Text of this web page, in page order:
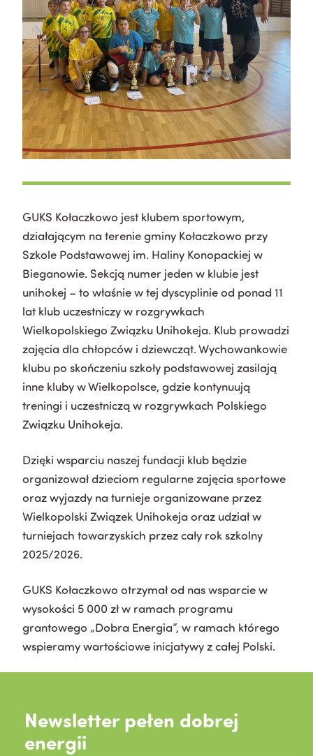
GUKS Kołaczkowo jest klubem sportowym,
działającym na terenie gminy Kołaczkowo przy
Szkole Podstawowej im. Haliny Konopackiej w
Bieganowie. Sekcją numer jeden w klubie jest
unihokej – to właśnie w tej dyscyplinie od ponad 11
lat klub uczestniczy w rozgrywkach
Wielkopolskiego Związku Unihokeja. Klub prowadzi
zajęcia dla chłopców i dziewcząt. Wychowankowie
klubu po skończeniu szkoły podstawowej zasilają
inne kluby w Wielkopolsce, gdzie kontynuują
treningi i uczestniczą w rozgrywkach Polskiego
Związku Unihokeja.
Dzięki wsparciu naszej fundacji klub będzie
organizował dzieciom regularne zajęcia sportowe
oraz wyjazdy na turnieje organizowane przez
Wielkopolski Związek Unihokeja oraz udział w
turniejach towarzyskich przez cały rok szkolny
2025/2026.
GUKS Kołaczkowo otrzymał od nas wsparcie w
wysokości 5 000 zł w ramach programu
grantowego „Dobra Energia”, w ramach którego
wspieramy wartościowe inicjatywy z całej Polski.
Newsletter pełen dobrej
energii